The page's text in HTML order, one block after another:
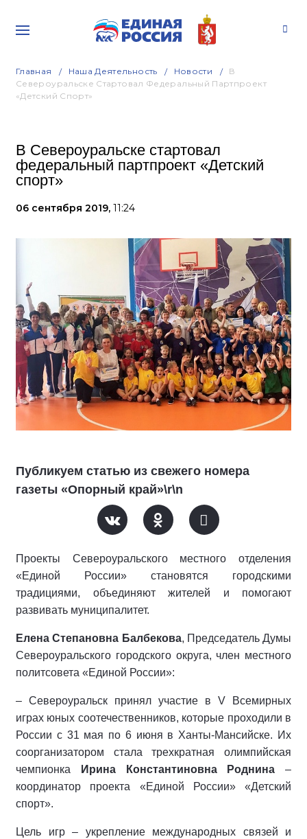
Главная Наша Деятельность Новости
В
Североуральске Стартовал Федеральный Партпроект
«Детский Спорт»
В Североуральске стартовал
федеральный партпроект «Детский
спорт»
06 сентября 2019, 11:24
Публикуем статью из свежего номера
газеты «Опорный край»\r\n
Проекты Североуральского местного отделения
«Единой России» становятся городскими
традициями, объединяют жителей и помогают
развивать муниципалитет.
Елена Степановна Балбекова, Пред­седатель Думы
Североуральского городского округа, член местного
политсовета «Единой России»:
– Североуральск принял участие в V Всемирных
играх юных сооте­чественников, которые проходили в
России с 31 мая по 6 июня в Хан­ты-Мансийске. Их
соорганизатором стала трехкратная олимпийская
чемпионка
Ирина Константиновна Роднина –
координатор проекта «Единой России» «Детский
спорт».
Цель игр – укрепление междуна­родных связей и